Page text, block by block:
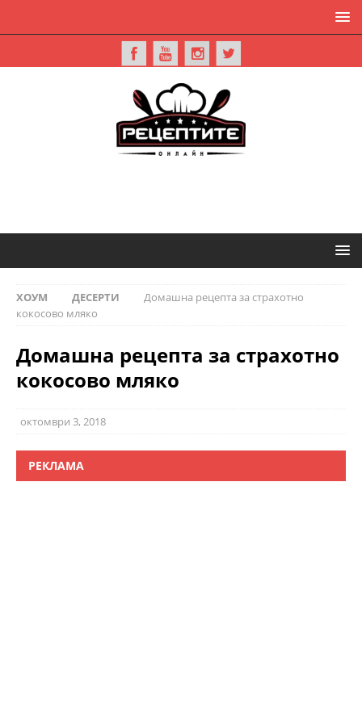
ХОУМ ДЕСЕРТИ
Домашна рецепта за страхотно
кокосово мляко
Домашна рецепта за страхотно
кокосово мляко
октомври 3, 2018
РЕКЛАМА